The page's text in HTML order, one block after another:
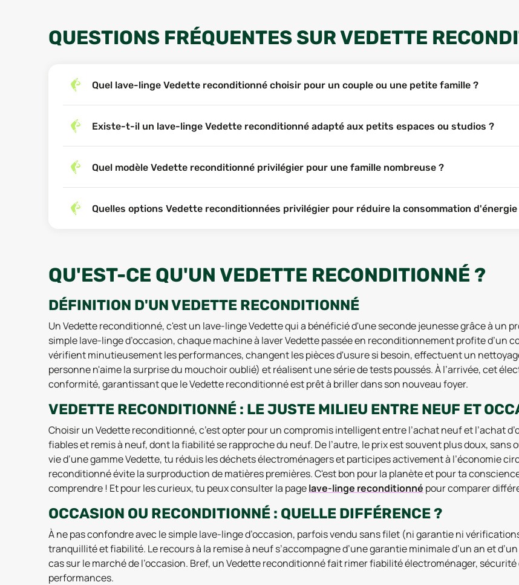
QUESTIONS FRÉQUENTES SUR VEDETTE
Quel lave-linge Vedette reconditionné choisir pour un couple ou une petite famille ?
Existe-t-il un lave-linge Vedette reconditionné adapté aux petits espaces ou studios ?
Quel modèle Vedette reconditionné privilégier pour une famille nombreuse ?
Quelles options Vedette reconditionnées privilégier pour réduire la consommation d'énergie
QU'EST-CE QU'UN VEDETTE RECONDITIONNÉ ?
DÉFINITION D'UN VEDETTE RECONDITIONNÉ
Un Vedette reconditionné, c'est un lave-linge Vedette qui a bénéficié d'une seconde jeunesse grâce à un
simple lave-linge d’occasion, chaque machine à laver Vedette passée en reconditionnement profite
vérifient minutieusement les performances, changent les pièces d'usure si besoin, effectuent un
personne n'aime la surprise du mouchoir oublié) et réalisent une série de tests poussés. À l’arrivée, cet
conformité, garantissant que le Vedette reconditionné est prêt à briller dans son nouveau foyer.
VEDETTE RECONDITIONNÉ : LE JUSTE MILIEU ENTRE NEUF ET
Choisir un Vedette reconditionné, c’est opter pour un compromis intelligent entre l’achat neuf et l’achat
fiables et remis à neuf, dont la fiabilité se rapproche du neuf. De l’autre, le prix est souvent plus doux,
vie d’une gamme Vedette, tu réduis les déchets électroménagers et participes activement à l’économie
reconditionné évite la surproduction de matières premières. C'est bon pour la planète et pour ta
comprendre ! Et pour les curieux, tu peux consulter la pagelave-linge reconditionné pour comparer
OCCASION OU RECONDITIONNÉ : QUELLE DIFFÉRENCE ?
À ne pas confondre avec le simple lave-linge d’occasion, parfois vendu sans filet (ni garantie ni
tranquillité et fiabilité. Le recours à la remise à neuf s’accompagne d’une garantie minimale d’un an et
cas sur le marché de l’occasion. Bref, un Vedette reconditionné fait rimer fiabilité électroménager,
performances.